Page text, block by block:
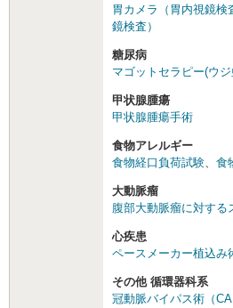
胃カメラ（胃内視鏡検
鏡検査）
糖尿病
マゴットセラピー(ウ
甲状腺腫瘍
甲状腺腫瘍手術
食物アレルギー
食物経口負荷試験、 食
大動脈瘤
腹部大動脈瘤に対する
心疾患
ペースメーカー植込み
その他 循環器科系
冠動脈バイパス術（